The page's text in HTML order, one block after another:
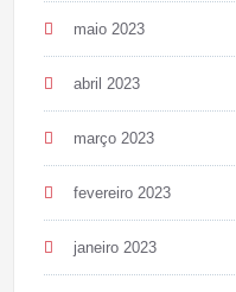
maio 2023
abril 2023
março 2023
fevereiro 2023
janeiro 2023